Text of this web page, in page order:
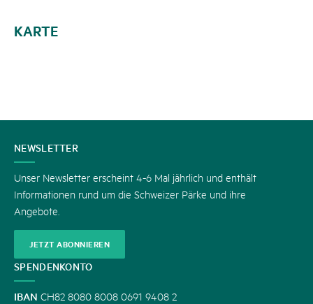
KARTE
KONTAKT
NEWSLETTER
Unser Newsletter erscheint 4-6 Mal jährlich und enthält
Informationen rund um die Schweizer Pärke und ihre
Angebote.
JETZT ABONNIEREN
SPENDENKONTO
IBAN CH82 8080 8008 0691 9408 2